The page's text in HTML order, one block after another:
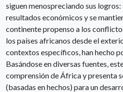
siguen menospreciando sus
resultados económicos y se
continente propenso a los
los países africanos desde el
contextos específicos, han hecho
Basándose en diversas fuentes,
comprensión de África y presenta
(basadas en hechos) para un